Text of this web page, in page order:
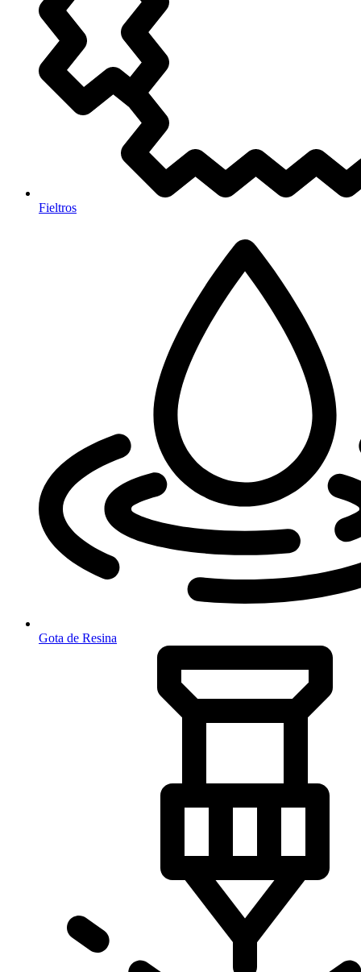
Fieltros
Gota de Resina